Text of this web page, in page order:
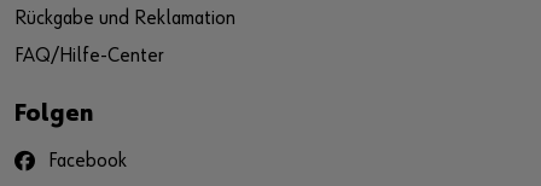
Rückgabe und Reklamation
FAQ/Hilfe-Center
Folgen
Facebook